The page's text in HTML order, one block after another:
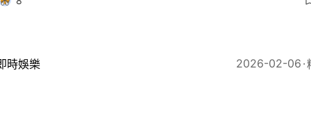
時娛樂 2026-02-06